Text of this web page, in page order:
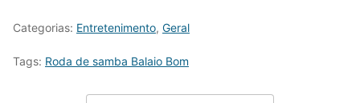
Categorias: Entretenimento, Geral
Tags: Roda de samba Balaio Bom